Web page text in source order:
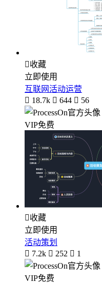
收藏
立即使用
互联网活动运营
 18.7k  644  56
VIP免费
收藏
立即使用
活动策划
 7.2k  252  1
VIP免费